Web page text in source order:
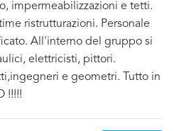
impermeabilizzazioni e tetti.
ristrutturazioni. Personale
All'interno del gruppo si
elettricisti, pittori.
e geometri. Tutto in
!!!!!